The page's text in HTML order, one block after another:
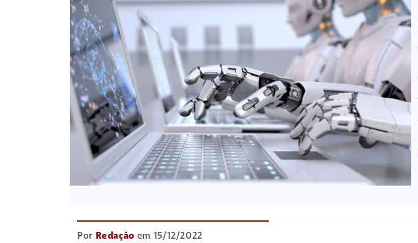
Por Redação em 15/12/2022